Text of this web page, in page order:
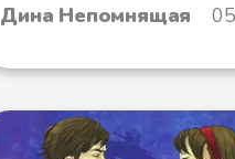
Дина Непомнящая